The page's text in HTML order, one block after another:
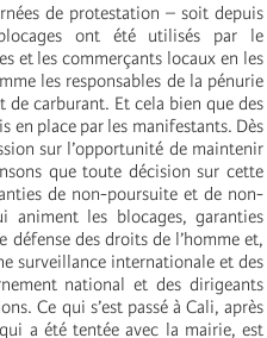
de protestation – soit depuis
ont été utilisés par le
et les commerçants locaux en les
les responsables de la pénurie
de carburant. Et cela bien que des
en place par les manifestants. Dès
sur l’opportunité de maintenir
que toute décision sur cette
de non-poursuite et de non-
les blocages, garanties
défense des droits de l’homme et,
surveillance internationale et des
national et des dirigeants
Ce qui s’est passé à Cali, après
a été tentée avec la mairie, est